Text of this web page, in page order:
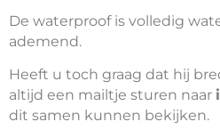
De waterproof is volledig
ademend.
Heeft u toch graag dat hij
altijd een mailtje sturen naar
dit samen kunnen bekijken.